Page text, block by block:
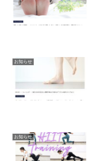
お知らせ
お知らせ